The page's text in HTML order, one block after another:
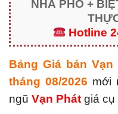
NHÀ PHỐ +
Hotline
Bảng Giá bán
tháng 08/2026 mới
ngũ Vạn Phát giá cụ